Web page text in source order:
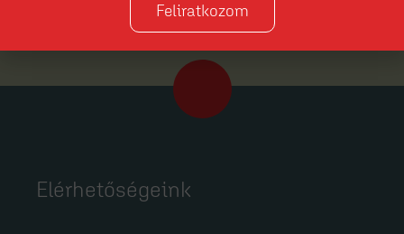
Elérhetőségeink
Feliratkozom